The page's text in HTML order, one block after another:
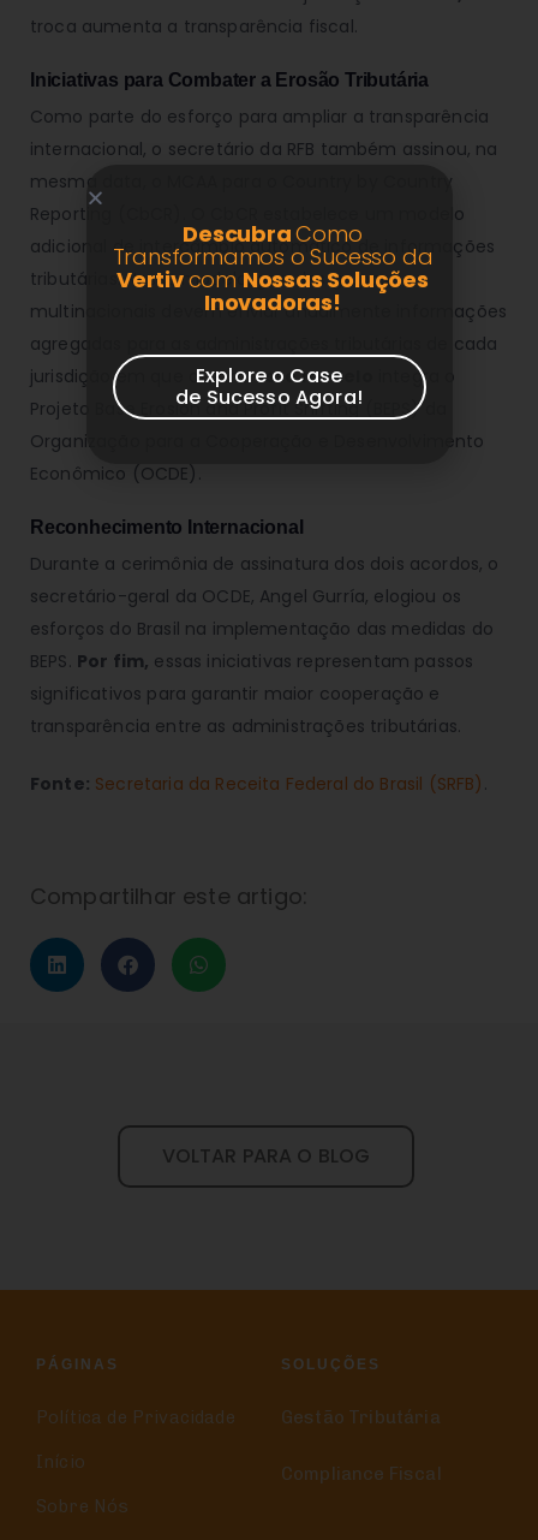
troca aumenta a transparência fiscal.
Iniciativas para Combater a Erosão Tributária
Como parte do esforço para ampliar a transparência
internacional, o secretário da RFB também assinou, na
mesma data, o MCAA para o Country by Country
Reporting (CbCR). O CbCR estabelece um modelo
adicional de intercâmbio automático de informações
tributárias. Nesse modelo, grandes grupos
multinacionais devem enviar anualmente informações
agregadas para as administrações tributárias de cada
jurisdição em que atuam.Esse modelo
integra o
Projeto Base Erosion and Profit Shifting (BEPS) da
Organização para a Cooperação e Desenvolvimento
Econômico (OCDE).
Reconhecimento Internacional
Durante a cerimônia de assinatura dos dois acordos, o
secretário-geral da OCDE, Angel Gurría, elogiou os
esforços do Brasil na implementação das medidas do
BEPS. Por fim, essas iniciativas representam passos
significativos para garantir maior cooperação e
transparência entre as administrações tributárias.
Fonte: Secretaria da Receita Federal do Brasil (SRFB) .
Compartilhar este artigo:
VOLTAR PARA O BLOG
PÁGINAS
Política de Privacidade
Início
Sobre Nós
SOLUÇÕES
Gestão Tributária
Compliance Fiscal
DescubraComo
Transformamos o Sucesso da
Vertivcom Nossas Soluções
Inovadoras!
Explore o Case
de Sucesso Agora!